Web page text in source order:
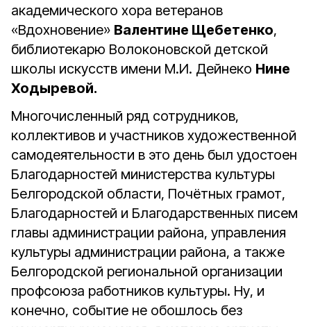
академического хора ветеранов
«Вдохновение» Валентине Щебетенко,
библиотекарю Волоконовской детской
школы искусств имени М.И. Дейнеко Нине
Ходыревой.
Многочисленный ряд сотрудников,
коллективов и участников художественной
самодеятельности в это день был удостоен
Благодарностей министерства культуры
Белгородской области, Почётных грамот,
Благодарностей и Благодарственных писем
главы администрации района, управления
культуры администрации района, а также
Белгородской региональной организации
профсоюза работников культуры. Ну, и
конечно, событие не обошлось без